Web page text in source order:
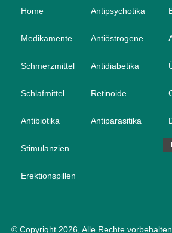
Home
Medikamente
Schmerzmittel
Schlafmittel
Antibiotika
Stimulanzien
Erektionspillen
Antipsychotika
Antiöstrogene
Antidiabetika
Retinoide
Antiparasitika
© Copyright 2026, Alle Rechte